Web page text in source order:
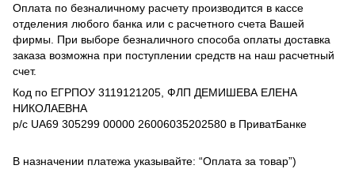
Оплата по безналичному расчету производится в кассе
отделения любого банка или с расчетного счета Вашей
фирмы. При выборе безналичного способа оплаты доставка
заказа возможна при поступлении средств на наш расчетный
счет.
Код по ЕГРПОУ 3119121205, ФЛП ДЕМИШЕВА ЕЛЕНА
НИКОЛАЕВНА
р/с UA69 305299 00000 26006035202580 в ПриватБанке
В назначении платежа указывайте: “Оплата за товар”)